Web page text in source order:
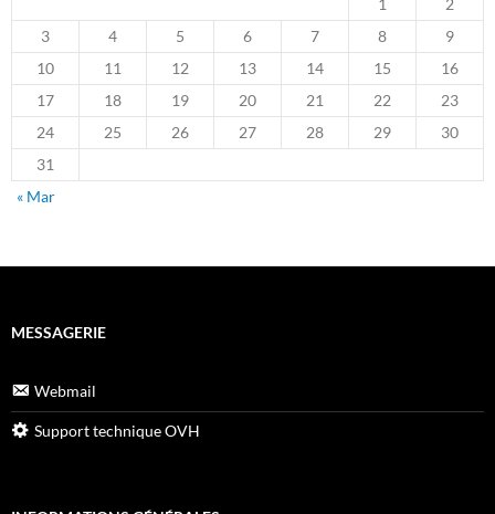
1
2
3
4 5 6 7 8
9
10
11 12 13 14 15
16
17
18 19 20 21 22
23
24
25 26 27 28 29
30
31
« Mar
MESSAGERIE
Webmail
Support technique OVH